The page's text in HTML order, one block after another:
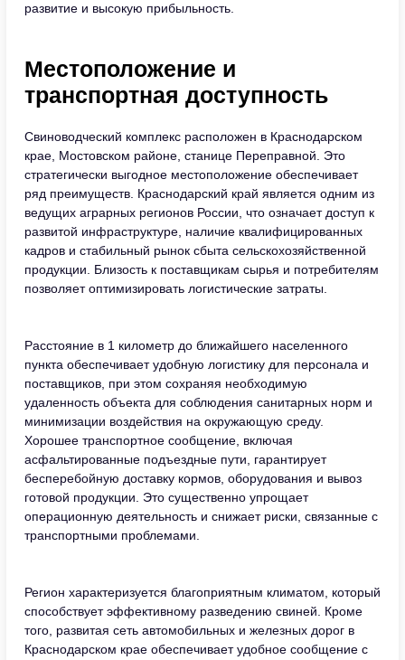
развитие и высокую прибыльность.
Местоположение и
транспортная доступность
Свиноводческий комплекс расположен в Краснодарском
крае, Мостовском районе, станице Переправной. Это
стратегически выгодное местоположение обеспечивает
ряд преимуществ. Краснодарский край является одним из
ведущих аграрных регионов России, что означает доступ к
развитой инфраструктуре, наличие квалифицированных
кадров и стабильный рынок сбыта сельскохозяйственной
продукции. Близость к поставщикам сырья и потребителям
позволяет оптимизировать логистические затраты.
Расстояние в 1 километр до ближайшего населенного
пункта обеспечивает удобную логистику для персонала и
поставщиков, при этом сохраняя необходимую
удаленность объекта для соблюдения санитарных норм и
минимизации воздействия на окружающую среду.
Хорошее транспортное сообщение, включая
асфальтированные подъездные пути, гарантирует
бесперебойную доставку кормов, оборудования и вывоз
готовой продукции. Это существенно упрощает
операционную деятельность и снижает риски, связанные с
транспортными проблемами.
Регион характеризуется благоприятным климатом, который
способствует эффективному разведению свиней. Кроме
того, развитая сеть автомобильных и железных дорог в
Краснодарском крае обеспечивает удобное сообщение с